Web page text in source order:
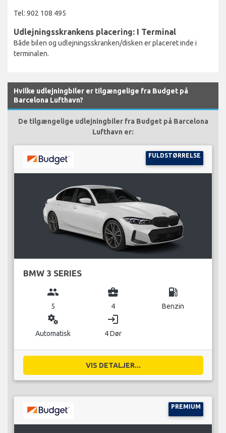
Tel: 902 108 495
Udlejningsskrankens placering: I Terminal
Både bilen og udlejningsskranken/disken er placeret inde i
terminalen.
Hvilke udlejningbiler er tilgængelige fra Budget på
Barcelona Lufthavn?
De tilgængelige udlejningbiler fra Budget på Barcelona
Lufthavn er:
FULDSTØRRELSE
BMW 3 SERIES
group
5
business_center
4
local_gas_station
Benzin
miscellaneous_services
Automatisk
login
4 Dør
VIS DETALJER...
PREMIUM